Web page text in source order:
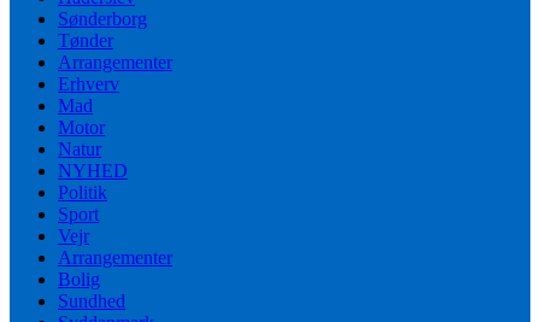
Sønderborg
Tønder
Arrangementer
Erhverv
Mad
Motor
Natur
NYHED
Politik
Sport
Vejr
Arrangementer
Bolig
Sundhed